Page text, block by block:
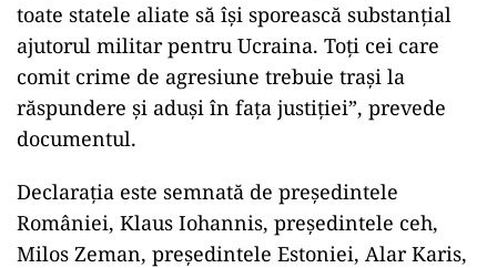
toate statele aliate să îşi sporească substanţial
ajutorul militar pentru Ucraina. Toţi cei care
comit crime de agresiune trebuie traşi la
răspundere şi aduşi în faţa justiţiei”, prevede
documentul.
Declaraţia este semnată de preşedintele
României, Klaus Iohannis, preşedintele ceh,
Milos Zeman, preşedintele Estoniei, Alar Karis,